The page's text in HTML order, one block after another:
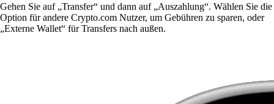
Gehen Sie auf „Transfer“ und dann auf „Auszahlung“. Wählen Sie die
Option für andere Crypto.com Nutzer, um Gebühren zu sparen, oder
„Externe Wallet“ für Transfers nach außen.